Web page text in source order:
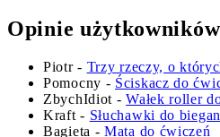
Opinie użytkowników
Piotr- Trzy rzeczy, o
Pomocny - Ściskacz do
ZbychIdiot -Wałek roller
Kraft - Słuchawki do
Bagieta -Mata do ćwiczeń